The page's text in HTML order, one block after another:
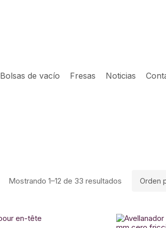
Bolsas de vacío Fresas Noticias
Mostrando 1–12 de 33 resultados